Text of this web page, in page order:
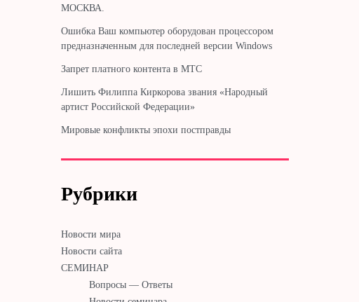
МОСКВА.
Ошибка Ваш компьютер оборудован процессором
предназначенным для последней версии Windows
Запрет платного контента в МТС
Лишить Филиппа Киркорова звания «Народный
артист Российской Федерации»
Мировые конфликты эпохи постправды
Рубрики
Новости мира
Новости сайта
СЕМИНАР
Вопросы — Ответы